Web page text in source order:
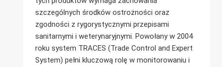
szczególnych środków ostrożności oraz
zgodności z rygorystycznymi przepisami
sanitarnymi i weterynaryjnymi. Powołany w 2004
roku system TRACES (Trade Control and Expert
System) pełni kluczową rolę w monitorowaniu i